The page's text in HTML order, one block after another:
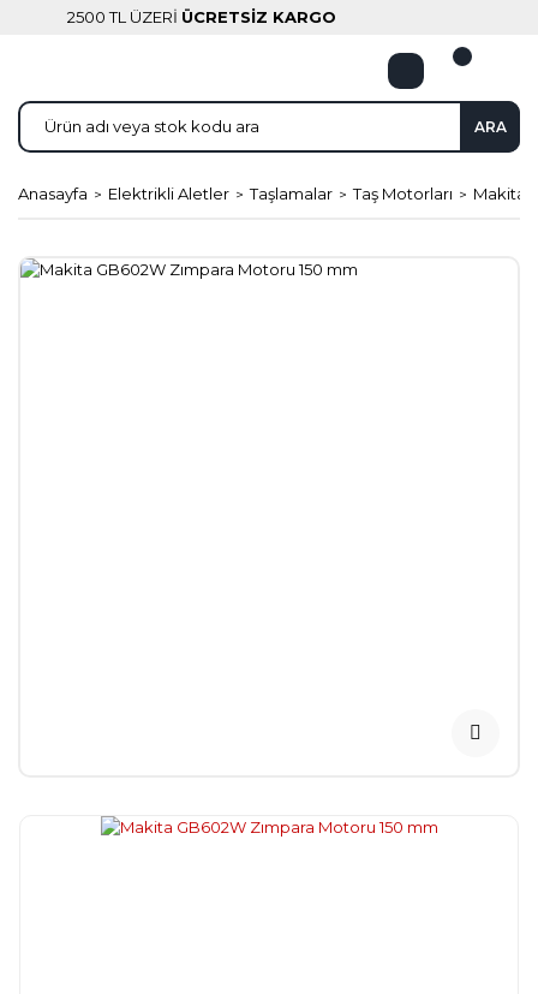
2500 TL ÜZERİ ÜCRETSİZ KARGO
ARA
Anasayfa Elektrikli Aletler Taşlamalar Taş Motorları Makita